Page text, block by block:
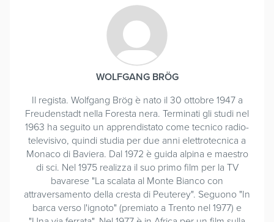
WOLFGANG BRÖG
Il regista. Wolfgang Brög è nato il 30 ottobre 1947 a
Freudenstadt nella Foresta nera. Terminati gli studi nel
1963 ha seguito un apprendistato come tecnico radio-
televisivo, quindi studia per due anni elettrotecnica a
Monaco di Baviera. Dal 1972 è guida alpina e maestro
di sci. Nel 1975 realizza il suo primo film per la TV
bavarese "La scalata al Monte Bianco con
attraversamento della cresta di Peuterey". Seguono "In
barca verso l'ignoto" (premiato a Trento nel 1977) e